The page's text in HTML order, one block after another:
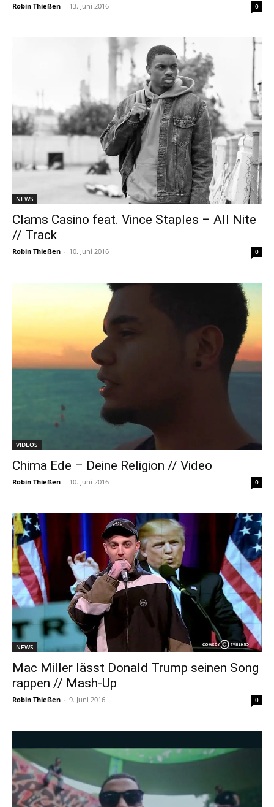
Robin Thießen - 13. Juni 2016 0
NEWS
Clams Casino feat. Vince Staples – All Nite
// Track
Robin Thießen - 10. Juni 2016 0
VIDEOS
Chima Ede – Deine Religion // Video
Robin Thießen - 10. Juni 2016 0
NEWS
Mac Miller lässt Donald Trump seinen Song
rappen // Mash-Up
Robin Thießen - 9. Juni 2016 0